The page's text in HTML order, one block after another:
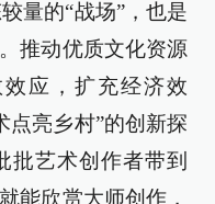
量的“战场”，也是
推动优质文化资源
应，扩充经济效
点亮乡村”的创新探
批艺术创作者带到
能欣赏大师创作，